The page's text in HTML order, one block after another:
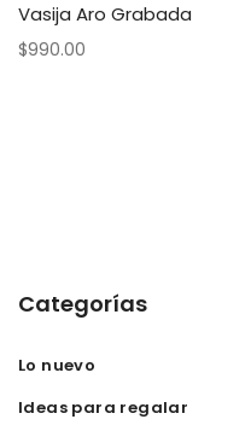
Vasija Aro Grabada
$990.00
Categorías
Lo nuevo
Ideas para regalar